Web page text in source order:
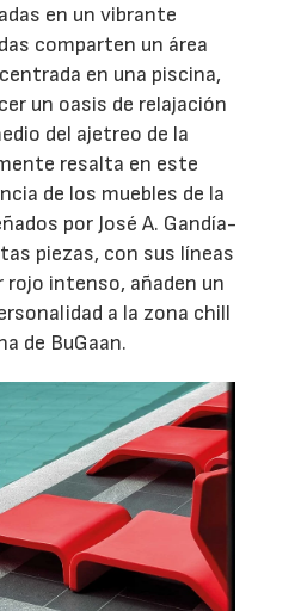
en un vibrante
comparten un área
en una piscina,
un oasis de relajación
del ajetreo de la
resalta en este
de los muebles de la
por José A. Gandía-
piezas, con sus líneas
rojo intenso, añaden un
a la zona chill
de BuGaan.